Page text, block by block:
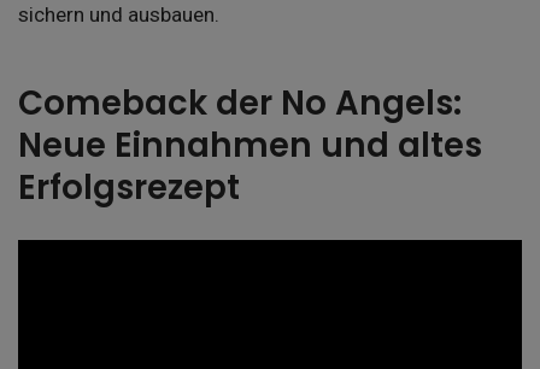
sichern und ausbauen.
Comeback der No Angels:
Neue Einnahmen und altes
Erfolgsrezept